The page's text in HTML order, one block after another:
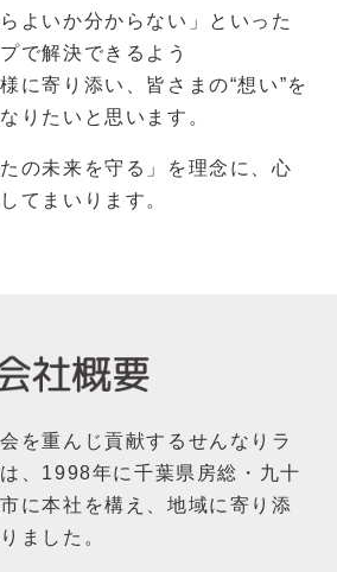
よいか分からない」といった
で解決できるよう
に寄り添い、皆さまの“想い”を
りたいと思います。
の未来を守る」を理念に、心
てまいります。
を重んじ貢献するせんなりラ
、 1998年に千葉県房総・九十
に本社を構え、地域に寄り添
ました。